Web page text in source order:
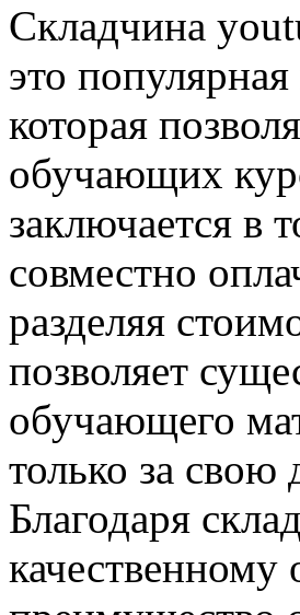
Склaдчинa
это
которая
обучающих
заключается в
совместно
разделяя
позволяет
обучающего
только за
Благодаря